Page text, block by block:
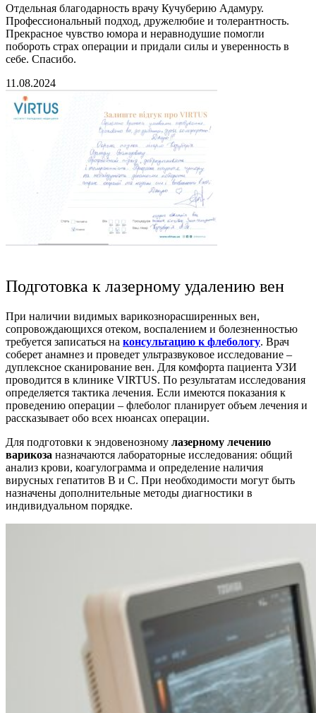
Отдельная благодарность врачу Кучуберию Адамуру.
Профессиональный подход, дружелюбие и толерантность.
Прекрасное чувство юмора и неравнодушие помогли
побороть страх операции и придали силы и уверенность в
себе. Спасибо.
11.08.2024
Подготовка к лазерному удалению вен
При наличии видимых варикознорасширенных вен,
сопровождающихся отеком, воспалением и болезненностью
требуется записаться на консультацию к флебологу. Врач
соберет анамнез и проведет ультразвуковое исследование –
дуплексное сканирование вен. Для комфорта пациента УЗИ
проводится в клинике VIRTUS. По результатам исследования
определяется тактика лечения. Если имеются показания к
проведению операции – флеболог планирует объем лечения и
рассказывает обо всех нюансах операции.
Для подготовки к эндовенозному лазерному лечению
варикоза назначаются лабораторные исследования: общий
анализ крови, коагулограмма и определение наличия
вирусных гепатитов В и С. При необходимости могут быть
назначены дополнительные методы диагностики в
индивидуальном порядке.